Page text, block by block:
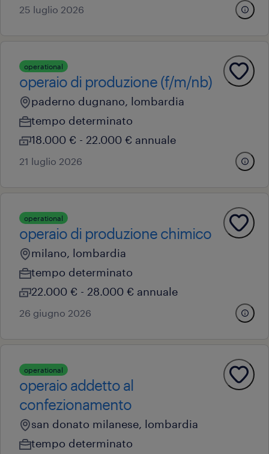
25 luglio 2026
operational
operaio di produzione (f/m/nb)
paderno dugnano, lombardia
tempo determinato
18.000 € - 22.000 € annuale
21 luglio 2026
operational
operaio di produzione chimico
milano, lombardia
tempo determinato
22.000 € - 28.000 € annuale
26 giugno 2026
operational
operaio addetto al
confezionamento
san donato milanese, lombardia
tempo determinato